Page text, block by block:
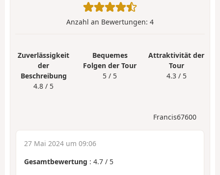
Anzahl an Bewertungen: 4
Zuverlässigkeit
der
Beschreibung
4.8 / 5
Bequemes
Folgen der Tour
5 / 5
Attraktivität der
Tour
4.3 / 5
Francis67600
27 Mai 2024 um 09:06
Gesamtbewertung : 4.7 / 5